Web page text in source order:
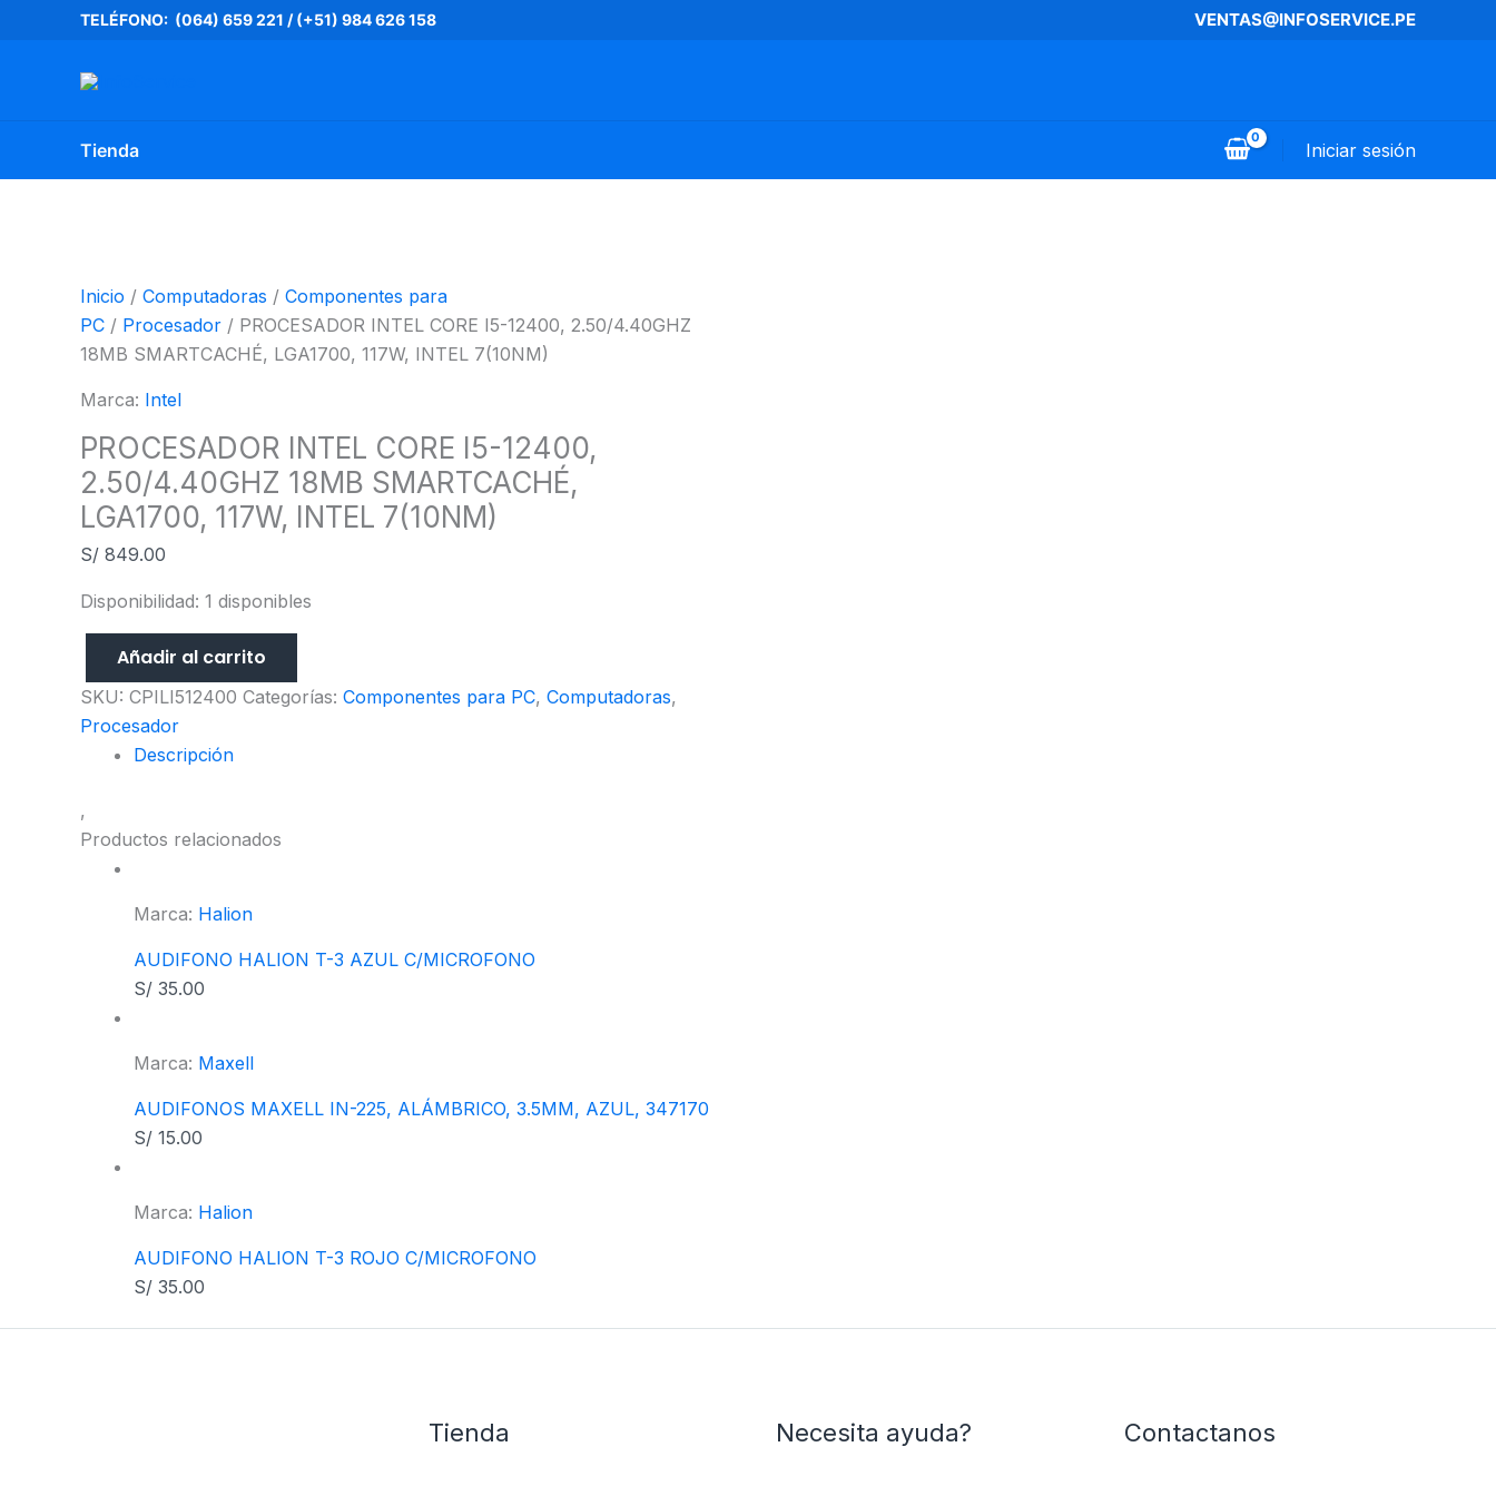
contenido
TELÉFONO: (064) 659 221 /(+51) 984 626 158 VENTAS@INFOSERVICE.PE
Tienda Iniciar sesión
Inicio / Computadoras / Componentes para
PC / Procesador / PROCESADOR INTEL CORE I5-12400, 2.50/4.40GHZ
18MB SMARTCACHÉ, LGA1700, 117W, INTEL 7(10NM)
Marca: Intel
PROCESADOR INTEL CORE I5-12400,
2.50/4.40GHZ 18MB SMARTCACHÉ,
LGA1700, 117W, INTEL 7(10NM)
S/ 849.00
Disponibilidad: 1 disponibles
PROCESADOR
CORE
2.50/4.40GHZ
INTEL
7(10NM)
cantidad
Añadir al carrito
SKU: CPILI512400 Categorías: Componentes para PC, Computadoras,
Procesador
Descripción
,
Productos relacionados
Marca: Halion
AUDIFONO HALION T-3 AZUL C/MICROFONO
S/ 35.00
Marca: Maxell
AUDIFONOS MAXELL IN-225, ALÁMBRICO, 3.5MM, AZUL, 347170
S/ 15.00
Marca: Halion
AUDIFONO HALION T-3 ROJO C/MICROFONO
S/ 35.00
Tienda Necesita ayuda? Contactanos